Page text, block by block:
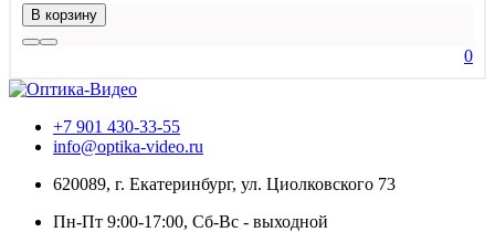
В корзину
0
+7 901 430-33-55
info@optika-video.ru
620089, г. Екатеринбург, ул. Циолковского 73
Пн-Пт 9:00-17:00, Сб-Вс - выходной